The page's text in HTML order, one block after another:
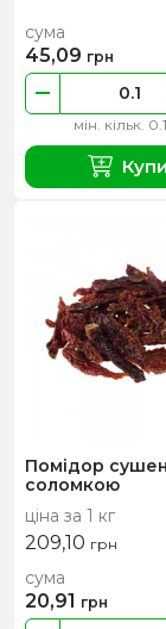
мін. кільк.
сума
45,09 грн
Помідор
соломкою
ціна за 1 кг
209,10 грн
сума
20,91 грн